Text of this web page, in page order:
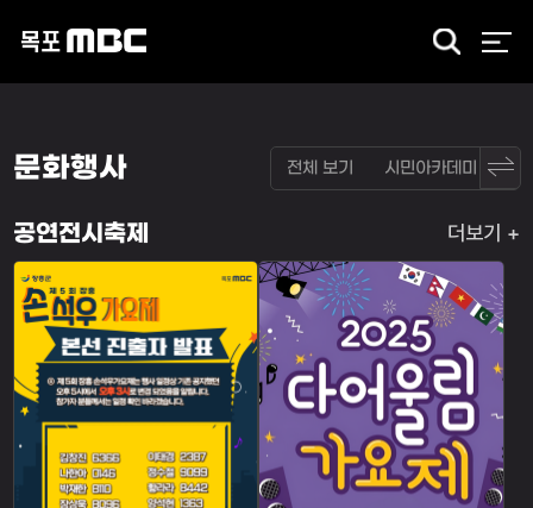
검
문화행사 전체 보기 시민아카데미 문
공연전시축제 더보기